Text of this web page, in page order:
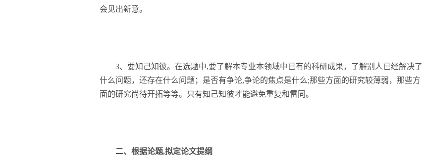
会见出新意。
3、要知己知彼。在选题中,要了解本专业本领域中已有的科研成果，了解别人已经解决了
什么问题，还存在什么问题；是否有争论,争论的焦点是什么;那些方面的研究较薄弱，那些方
面的研究尚待开拓等等。只有知己知彼才能避免重复和雷同。
二、根据论题,拟定论文提纲